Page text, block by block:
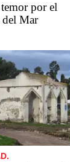
por el
Mar